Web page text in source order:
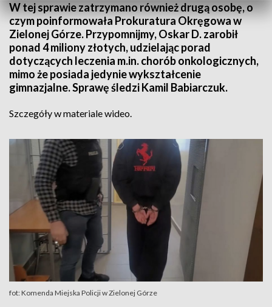
W tej sprawie zatrzymano również drugą osobę, o
czym poinformowała Prokuratura Okręgowa w
Zielonej Górze. Przypomnijmy, Oskar D. zarobił
ponad 4 miliony złotych, udzielając porad
dotyczących leczenia m.in. chorób onkologicznych,
mimo że posiada jedynie wykształcenie
gimnazjalne. Sprawę śledzi Kamil Babiarczuk.
Szczegóły w materiale wideo.
fot: Komenda Miejska Policji w Zielonej Górze